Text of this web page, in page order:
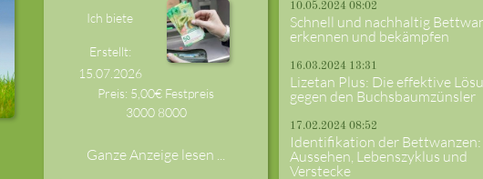
Ich biete
Erstellt:
15.07.2026
Preis: 5,00€ Festpreis
3000 8000
Ganze Anzeige lesen ...
10.05.2024 08:02
Schnell und nachhaltig
erkennen und bekämpfen
16.03.2024 13:31
Lizetan Plus: Die effektive
gegen den Buchsbaumzünsler
17.02.2024 08:52
Identifikation der Bettwanzen:
Aussehen, Lebenszyklus und
Verstecke